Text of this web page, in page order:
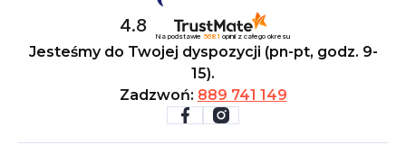
4.8
Na podstawie 5681 opinii z całego okresu
Jesteśmy do Twojej dyspozycji (pn-pt, godz. 9-
15).
Zadzwoń: 889 741 149